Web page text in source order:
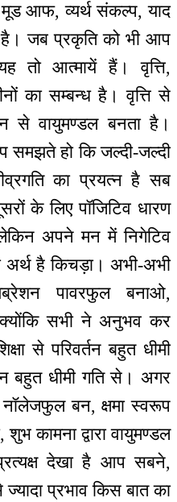
मूड आफ, व्यर्थ संकल्प, याद
है। जब प्रकृति को भी आप
तो आत्मायें हैं। वृत्ति,
का सम्बन्ध है। वृत्ति से
से वायुमण्डल बनता है।
हो कि जल्दी-जल्दी
का प्रयत्न है सब
के लिए पॉजिटिव धारण
अपने मन में निगेटिव
अर्थ है किचड़ा। अभी-अभी
पावरफुल बनाओ,
सभी ने अनुभव कर
से परिवर्तन बहुत धीमी
बहुत धीमी गति से। अगर
बन, क्षमा स्वरूप
कामना द्वारा वायुमण्डल
देखा है आप सबने,
प्रभाव किस बात का